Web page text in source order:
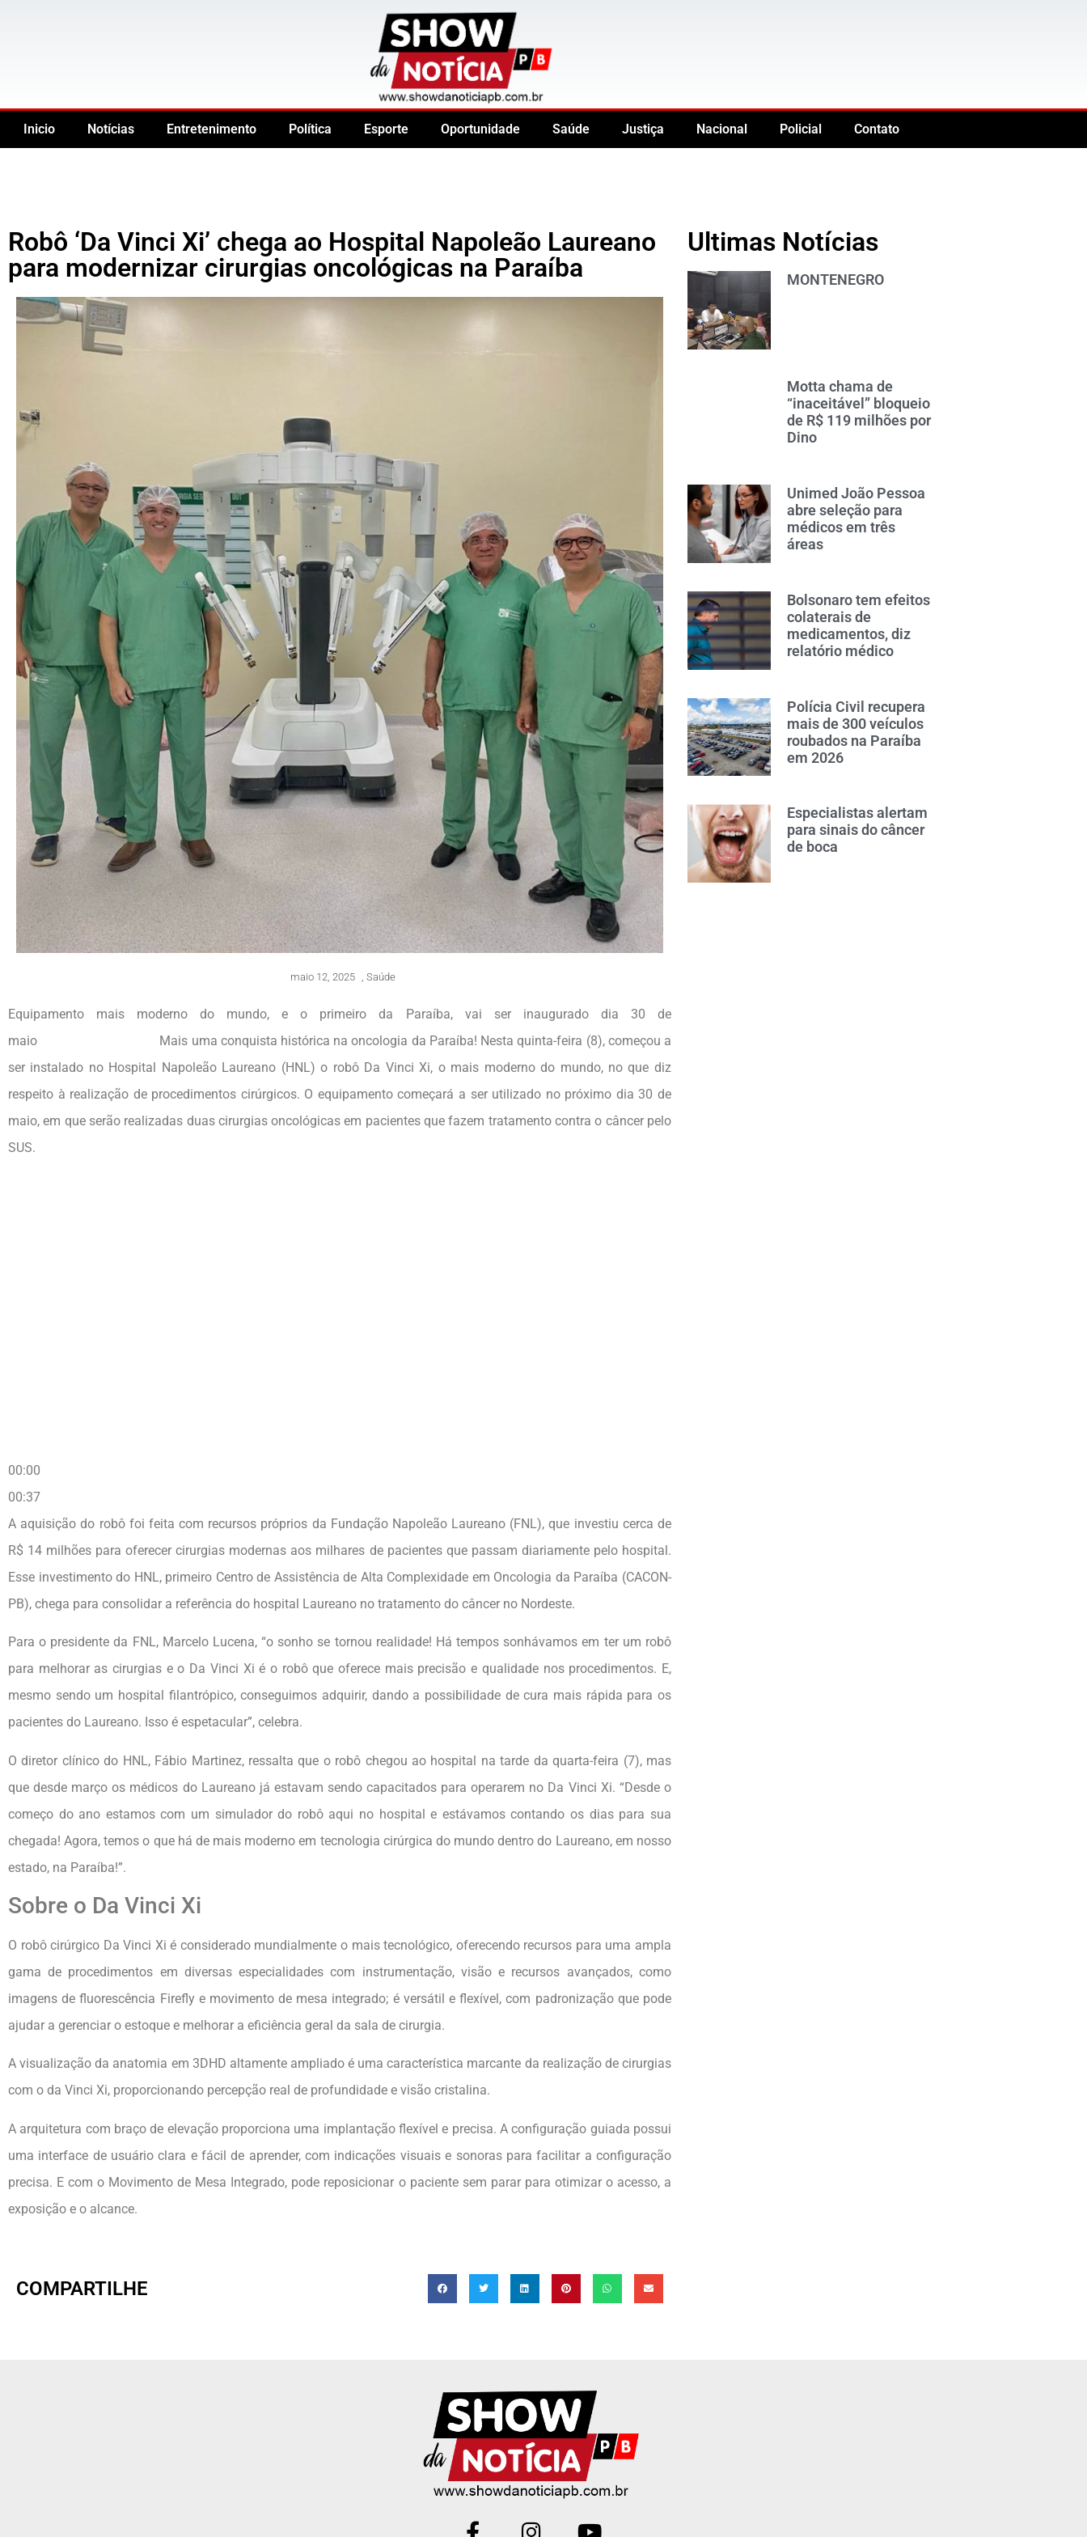
Inicio Notícias Entretenimento Política Esporte Oportunidade Saúde Justiça Nacional Policial Contato
Robô ‘Da Vinci Xi’ chega ao Hospital Napoleão Laureano
para modernizar cirurgias oncológicas na Paraíba
maio 12, 2025 , Saúde
Equipamento mais moderno do mundo, e o primeiro da Paraíba, vai ser inaugurado dia 30 de
maio Mais uma conquista histórica na oncologia da Paraíba! Nesta quinta-feira (8), começou a
ser instalado no Hospital Napoleão Laureano (HNL) o robô Da Vinci Xi, o mais moderno do mundo, no que diz
respeito à realização de procedimentos cirúrgicos. O equipamento começará a ser utilizado no próximo dia 30 de
maio, em que serão realizadas duas cirurgias oncológicas em pacientes que fazem tratamento contra o câncer pelo
SUS.
00:00
00:37
A aquisição do robô foi feita com recursos próprios da Fundação Napoleão Laureano (FNL), que investiu cerca de
R$ 14 milhões para oferecer cirurgias modernas aos milhares de pacientes que passam diariamente pelo hospital.
Esse investimento do HNL, primeiro Centro de Assistência de Alta Complexidade em Oncologia da Paraíba (CACON-
PB), chega para consolidar a referência do hospital Laureano no tratamento do câncer no Nordeste.
Para o presidente da FNL, Marcelo Lucena, “o sonho se tornou realidade! Há tempos sonhávamos em ter um robô
para melhorar as cirurgias e o Da Vinci Xi é o robô que oferece mais precisão e qualidade nos procedimentos. E,
mesmo sendo um hospital filantrópico, conseguimos adquirir, dando a possibilidade de cura mais rápida para os
pacientes do Laureano. Isso é espetacular”, celebra.
O diretor clínico do HNL, Fábio Martinez, ressalta que o robô chegou ao hospital na tarde da quarta-feira (7), mas
que desde março os médicos do Laureano já estavam sendo capacitados para operarem no Da Vinci Xi. “Desde o
começo do ano estamos com um simulador do robô aqui no hospital e estávamos contando os dias para sua
chegada! Agora, temos o que há de mais moderno em tecnologia cirúrgica do mundo dentro do Laureano, em nosso
estado, na Paraíba!”.
Sobre o Da Vinci Xi
O robô cirúrgico Da Vinci Xi é considerado mundialmente o mais tecnológico, oferecendo recursos para uma ampla
gama de procedimentos em diversas especialidades com instrumentação, visão e recursos avançados, como
imagens de fluorescência Firefly e movimento de mesa integrado; é versátil e flexível, com padronização que pode
ajudar a gerenciar o estoque e melhorar a eficiência geral da sala de cirurgia.
A visualização da anatomia em 3DHD altamente ampliado é uma característica marcante da realização de cirurgias
com o da Vinci Xi, proporcionando percepção real de profundidade e visão cristalina.
A arquitetura com braço de elevação proporciona uma implantação flexível e precisa. A configuração guiada possui
uma interface de usuário clara e fácil de aprender, com indicações visuais e sonoras para facilitar a configuração
precisa. E com o Movimento de Mesa Integrado, pode reposicionar o paciente sem parar para otimizar o acesso, a
exposição e o alcance.
COMPARTILHE
Ultimas Notícias
MONTENEGRO
Motta chama de
“inaceitável” bloqueio
de R$ 119 milhões por
Dino
Unimed João Pessoa
abre seleção para
médicos em três
áreas
Bolsonaro tem efeitos
colaterais de
medicamentos, diz
relatório médico
Polícia Civil recupera
mais de 300 veículos
roubados na Paraíba
em 2026
Especialistas alertam
para sinais do câncer
de boca